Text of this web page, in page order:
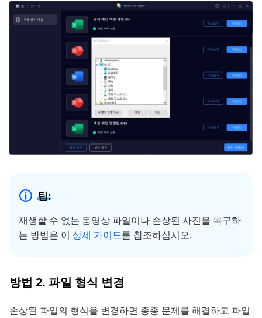
팁:
재생할 수 없는 동영상 파일이나 손상된 사진을 복구하
는 방법은 이 상세 가이드를 참조하십시오.
방법 2. 파일 형식 변경
손상된 파일의 형식을 변경하면 종종 문제를 해결하고 파일